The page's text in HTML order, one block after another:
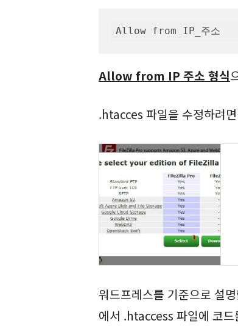
Allow from IP_주소
Allow from IP 주소 형식
.htacces 파일을 수정하려
워드프레스를 기준으로 설
에서 .htaccess 파일에 코